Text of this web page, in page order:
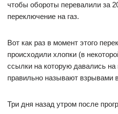
чтобы обороты перевалили за
переключение на газ.
Вот как раз в момент этого
происходили хлопки (в
ссылки на которую давались
правильно называют взрывами
Три дня назад утром после